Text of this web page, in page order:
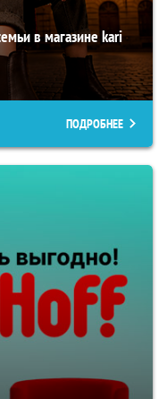
в магазине kari
ПОДРОБНЕЕ